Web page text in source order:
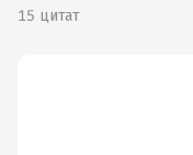
15 цитат